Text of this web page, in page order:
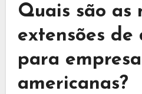
Quais são as
extensões de
para
americanas?